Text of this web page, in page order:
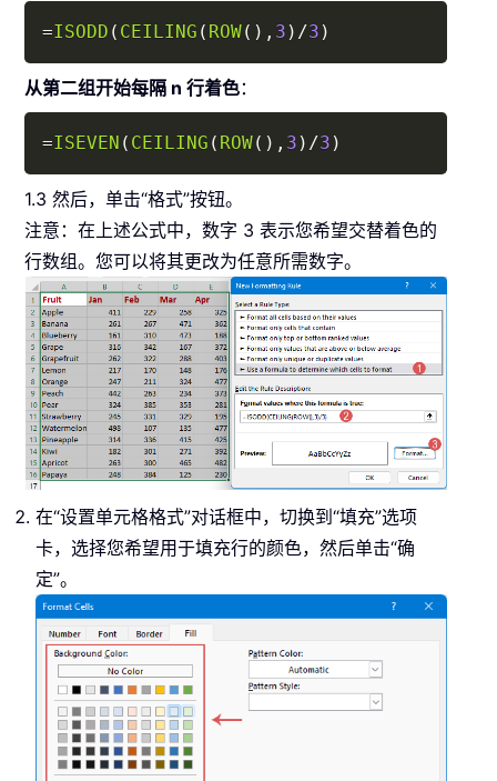
=ISODD ( CEILING ( ROW( ) , 3 ) /3 )
从第二组开始每隔 n 行着色：
=ISEVEN ( CEILING ( ROW( ) , 3 ) /3 )
1.3 然后，单击“格式”按钮。
注意：在上述公式中，数字 3 表示您希望交替着色的
行数组。您可以将其更改为任意所需数字。
在“设置单元格格式”对话框中，切换到“填充”选项
卡，选择您希望用于填充行的颜色，然后单击“确
定”。